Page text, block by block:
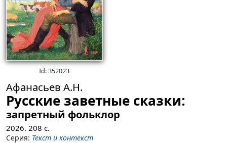
Id: 352023
Афанасьев А.Н.
Русские заветные сказки:
запретный фольклор
2026. 208 с.
Серия: Текст и контекст